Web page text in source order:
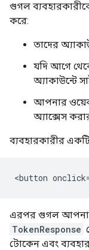
গুগল
করে:
তাদের
যদি আগে
অ্যাকাউন্টে
আপনার
অ্যাক্সেস
ব্যবহারকারীর
এরপর গুগল আপনার
TokenResponse
টোকেন এবং